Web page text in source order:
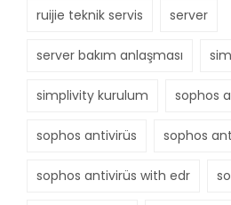
ruijie teknik servis server
server bakım anlaşması
simplivity kurulum sophos
sophos antivirüs sophos
sophos antivirüs with edr